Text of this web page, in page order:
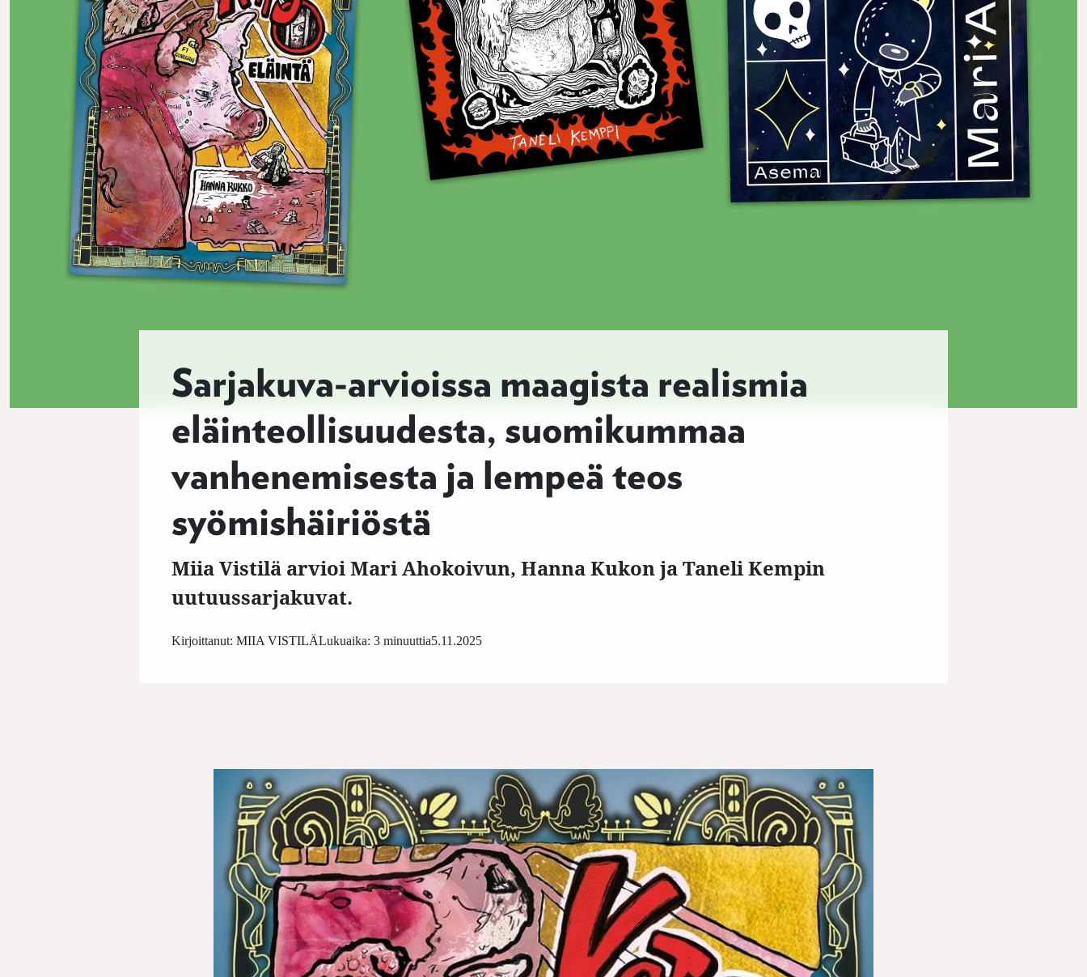
Sarjakuva-arvioissa maagista realismia
eläinteollisuudesta, suomikummaa
vanhenemisesta ja lempeä teos
syömishäiriöstä
Miia Vistilä arvioi Mari Ahokoivun, Hanna Kukon ja Taneli Kempin
uutuussarjakuvat.
5.11.2025
Kirjoittanut: MIIA VISTILÄLukuaika: 3 minuuttia